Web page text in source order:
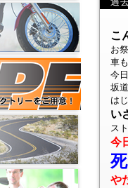
こ
お
車
今
坂
は
い
ス
今
や